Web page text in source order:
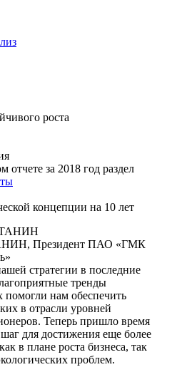
роста
за 2018 год раздел
концепции на 10 лет
Президент ПАО «ГМК
стратегии в последние
тренды
нам обеспечить
в отрасли уровней
Теперь пришло время
для достижения еще более
в плане роста бизнеса, так
проблем.